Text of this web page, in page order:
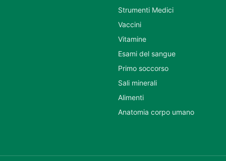
Strumenti Medici
Vaccini
Vitamine
Esami del sangue
Primo soccorso
Sali minerali
Alimenti
Anatomia corpo umano